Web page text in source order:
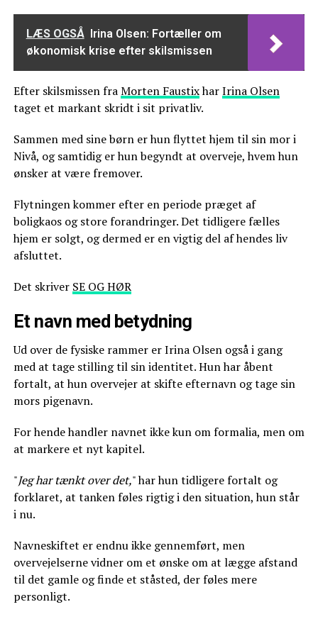
LÆS OGSÅ Irina Olsen: Fortæller om
økonomisk krise efter skilsmissen
Efter skilsmissen fraMorten FaustixharIrina Olsen
taget et markant skridt i sit privatliv.
Sammen med sine børn er hun flyttet hjem til sin mor i
Nivå, og samtidig er hun begyndt at overveje, hvem hun
ønsker at være fremover.
Flytningen kommer efter en periode præget af
boligkaos og store forandringer. Det tidligere fælles
hjem er solgt, og dermed er en vigtig del af hendes liv
afsluttet.
Det skriver SE OG HØR
Et navn med betydning
Ud over de fysiske rammer er Irina Olsen også i gang
med at tage stilling til sin identitet. Hun har åbent
fortalt, at hun overvejer at skifte efternavn og tage sin
mors pigenavn.
For hende handler navnet ikke kun om formalia, men om
at markere et nyt kapitel.
"Jeg har tænkt over det," har hun tidligere fortalt og
forklaret, at tanken føles rigtig i den situation, hun står
i nu.
Navneskiftet er endnu ikke gennemført, men
overvejelserne vidner om et ønske om at lægge afstand
til det gamle og finde et ståsted, der føles mere
personligt.